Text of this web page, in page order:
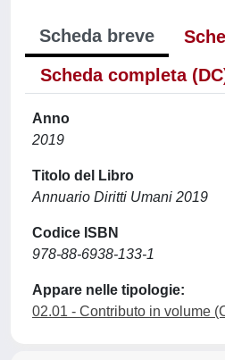
Scheda breve
Scheda completa
Anno
2019
Titolo del Libro
Annuario Diritti Umani 2019
Codice ISBN
978-88-6938-133-1
Appare nelle tipologie:
02.01 - Contributo in volume